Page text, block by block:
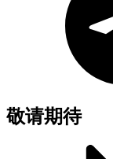
敬请期待